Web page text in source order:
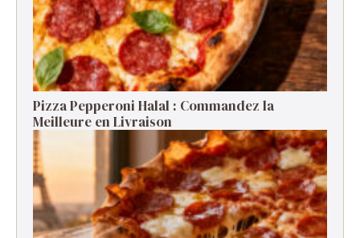
Pizza Pepperoni Halal : Commandez la
Meilleure en Livraison